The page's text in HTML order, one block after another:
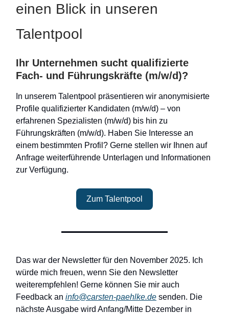
einen Blick in unseren
Talentpool
Ihr Unternehmen sucht qualifizierte
Fach- und Führungskräfte (m/w/d)?
In unserem Talentpool präsentieren wir anonymisierte
Profile qualifizierter Kandidaten (m/w/d) – von
erfahrenen Spezialisten (m/w/d) bis hin zu
Führungskräften (m/w/d). Haben Sie Interesse an
einem bestimmten Profil? Gerne stellen wir Ihnen auf
Anfrage weiterführende Unterlagen und Informationen
zur Verfügung.
Zum Talentpool
Das war der Newsletter für den November 2025. Ich
würde mich freuen, wenn Sie den Newsletter
weiterempfehlen! Gerne können Sie mir auch
Feedback an info@carsten-paehlke.de senden. Die
nächste Ausgabe wird Anfang/Mitte Dezember in